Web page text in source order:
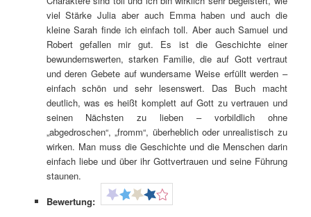
viel Stärke Julia aber auch Emma haben und auch die
kleine Sarah finde ich einfach toll. Aber auch Samuel und
Robert gefallen mir gut. Es ist die Geschichte einer
bewundernswerten, starken Familie, die auf Gott vertraut
und deren Gebete auf wundersame Weise erfüllt werden –
einfach schön und sehr lesenswert. Das Buch macht
deutlich, was es heißt komplett auf Gott zu vertrauen und
seinen Nächsten zu lieben – vorbildlich ohne
„abgedroschen“, „fromm“, überheblich oder unrealistisch zu
wirken. Man muss die Geschichte und die Menschen darin
einfach liebe und über ihr Gottvertrauen und seine Führung
staunen.
Bewertung: